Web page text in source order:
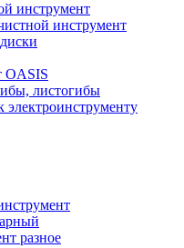
инструмент
инструмент
OASIS
листогибы
электроинструменту
разное